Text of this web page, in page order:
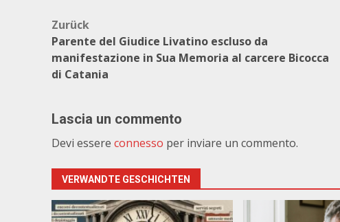
Beitragsnavigation
Zurück
Parente del Giudice Livatino escluso da
manifestazione in Sua Memoria al carcere Bicocca
di Catania
Lascia un commento
Devi essere connesso per inviare un commento.
VERWANDTE GESCHICHTEN